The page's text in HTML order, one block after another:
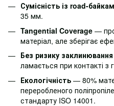
Сумісність із road-
35 мм.
Tangential Coverage —
матеріал, але зберігає
Без ризику заклинювання
ламається при контакті з
Екологічність — 80%
переробленого
стандарту ISO 14001.